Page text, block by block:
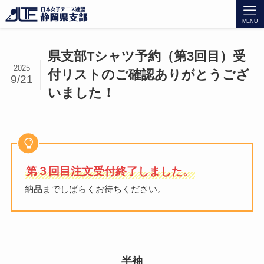
MENU
県支部Tシャツ予約（第3回目）受
付リストのご確認ありがとうござ
いました！
2025
9/21
第３回目注文受付終了しました。
納品までしばらくお待ちください。
半袖